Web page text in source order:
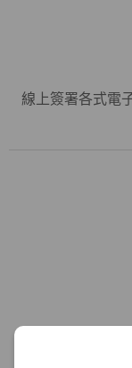
線上簽署各式電
線上即時變